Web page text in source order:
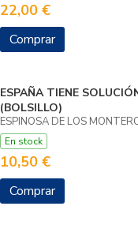
22,00 €
Comprar
ESPAÑA TIENE
(BOLSILLO)
ESPINOSA DE LOS
En stock
10,50 €
Comprar